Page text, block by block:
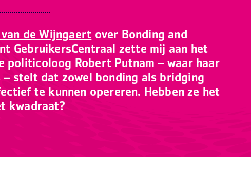
van de Wijngaert over Bonding and
GebruikersCentraal zette mij aan het
politicoloog Robert Putnam – waar haar
– stelt dat zowel bonding als bridging
te kunnen opereren. Hebben ze het
kwadraat?